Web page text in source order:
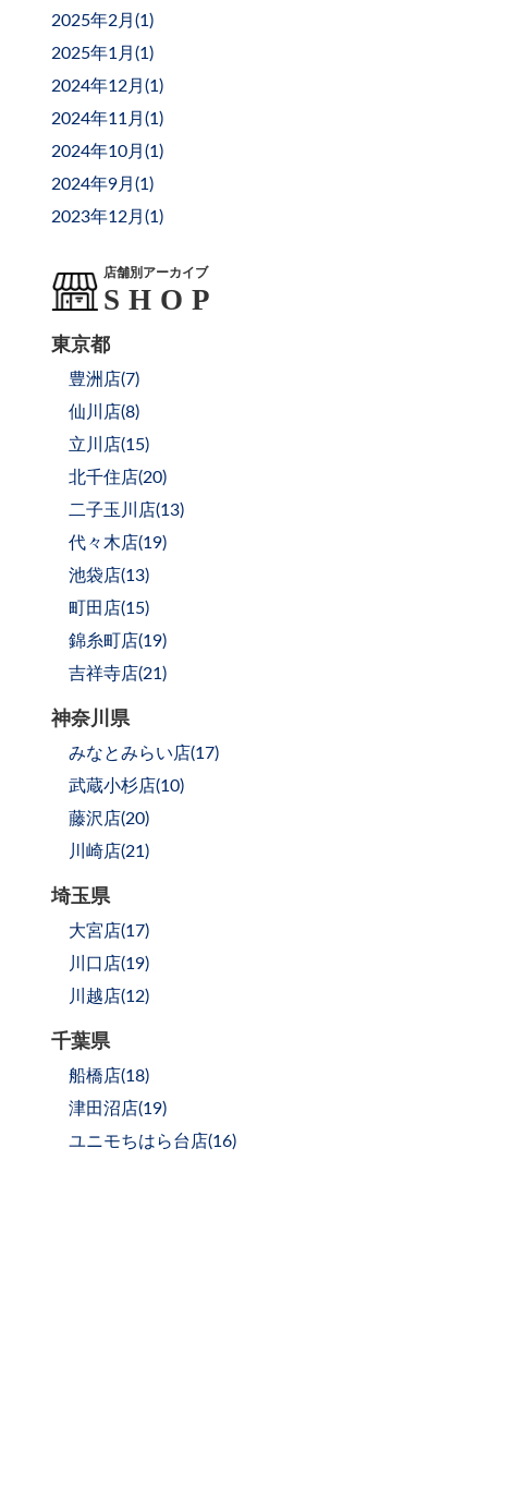
2025年2月(1 )
2025年1月(1 )
2024年12月(1 )
2024年11月(1 )
2024年10月(1 )
2024年9月(1 )
2023年12月(1 )
店舗別アーカイブ
東京都
豊洲店(7)
仙川店(8)
立川店(15)
北千住店(20)
二子玉川店(13)
代々木店(19)
池袋店(13)
町田店(15)
錦糸町店(19)
吉祥寺店(21 )
神奈川県
みなとみらい店(17)
武蔵小杉店(10)
藤沢店(20)
川崎店(21 )
埼玉県
大宮店(17)
川口店(19)
川越店(12)
千葉県
船橋店(18)
津田沼店(19)
ユニモちはら台店(16)